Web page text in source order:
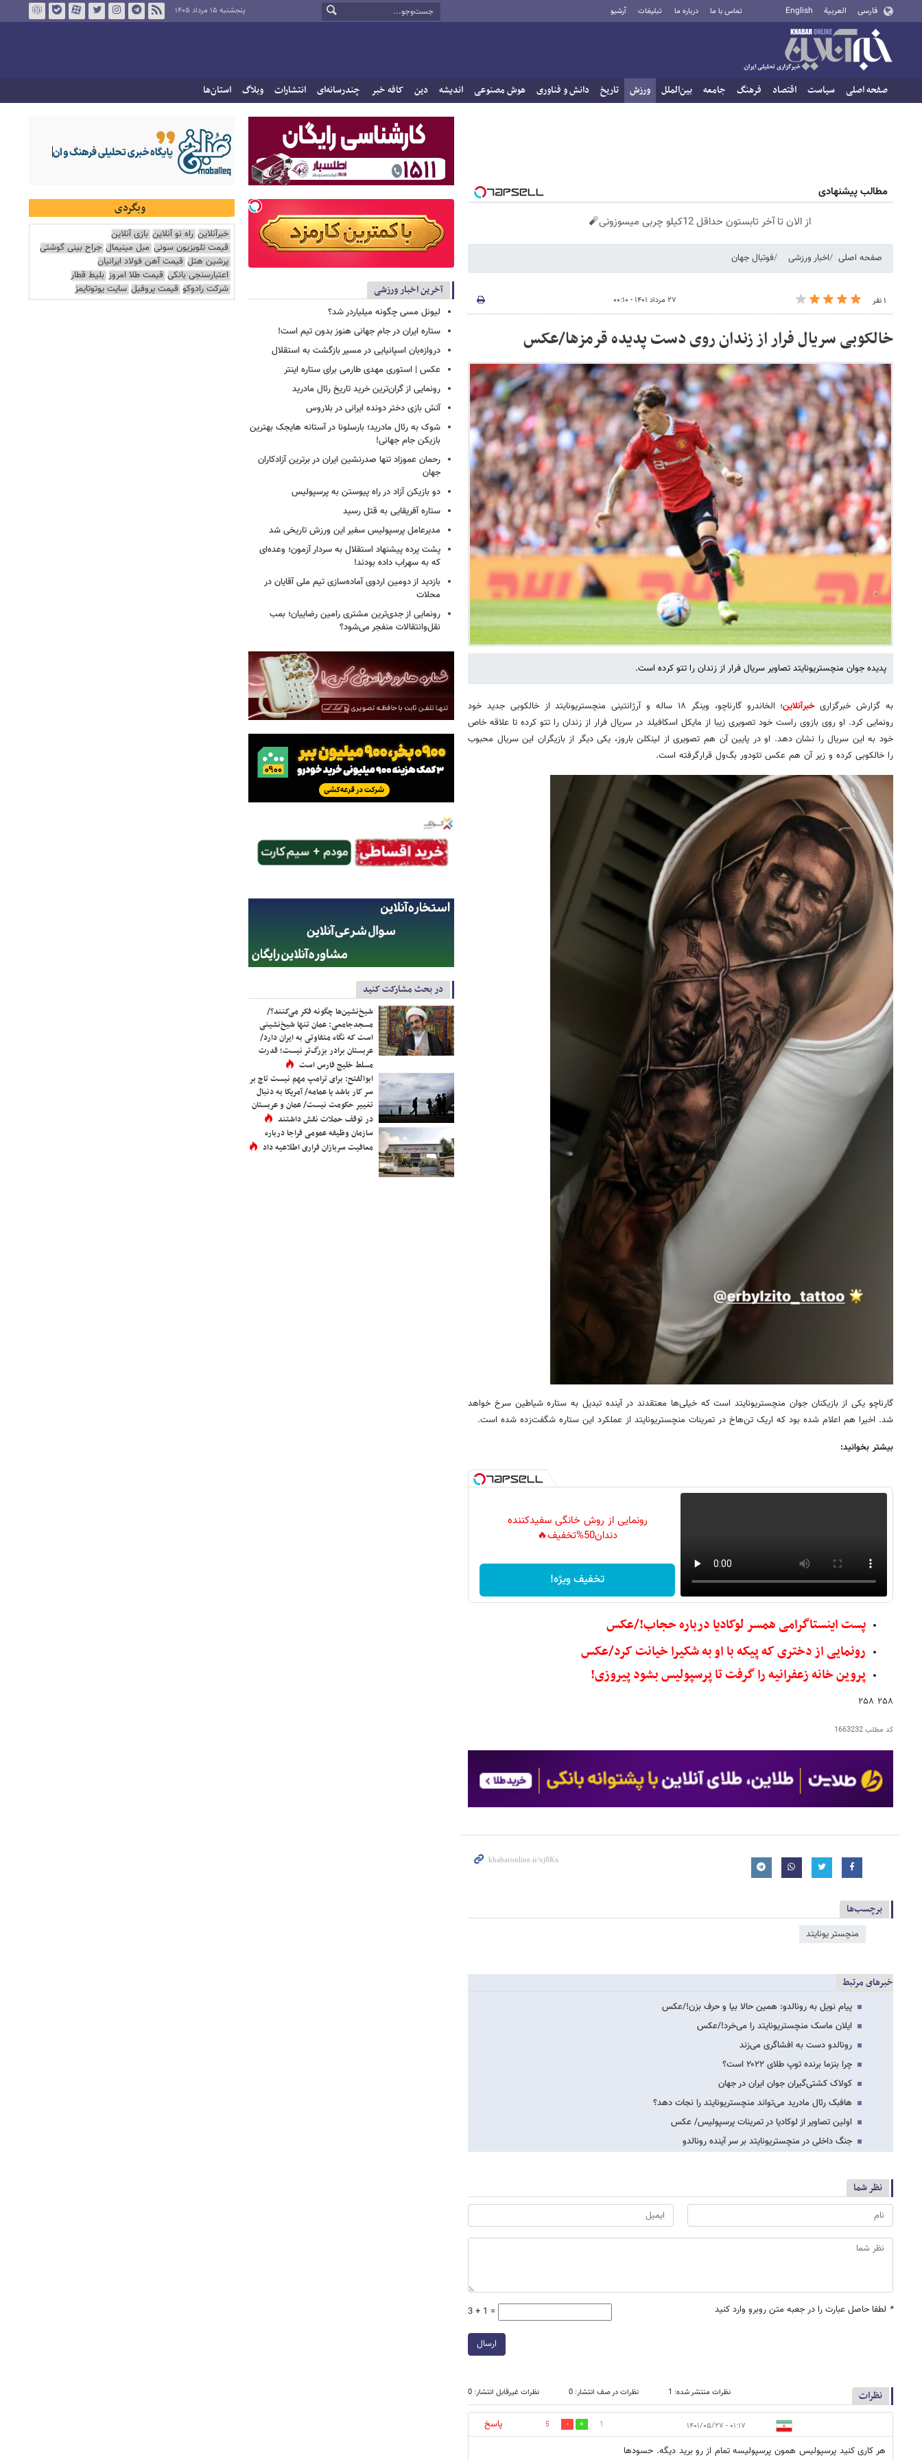
فارسی العربية English تماس با ما درباره ما تبلیغات آرشیو پنجشنبه ۱۵ مرداد ۱۴۰۵
صفحه اصلی سیاست اقتصاد فرهنگ جامعه بین‌الملل ورزش تاریخ دانش و فناوری هوش مصنوعی اندیشه دین کافه خبر چندرسانه‌ای انتشارات وبلاگ استان‌ها
مطالب پیشنهادی
از الان تا آخر تابستون حداقل 12کیلو چربی میسوزونی🧨
صفحه اصلی اخبار ورزشی فوتبال جهان
۱ نفر ۲۷ مرداد ۱۴۰۱ - ۰۰:۱۰
خالکوبی سریال فرار از زندان روی دست پدیده قرمزها/عکس
پدیده جوان منچستریونایتد تصاویر سریال فرار از زندان را تتو کرده است.
به گزارش خبرگزاریخبرآنلاین
؛ الخاندرو گارناچو، وینگر ۱۸ ساله و آرژانتینی منچستریونایتد از خالکوبی جدید خود
رونمایی کرد. او روی بازوی راست خود تصویری زیبا از مایکل اسکافیلد در سریال فرار از زندان را تتو کرده تا علاقه خاص
خود به این سریال را نشان دهد. او در پایین آن هم تصویری از لینکلن باروز، یکی دیگر از بازیگران این سریال محبوب
را خالکوبی کرده و زیر آن هم عکس تئودور بگ‌ول قرارگرفته است.
گارناچو یکی از بازیکنان جوان منچستریونایتد است که خیلی‌ها معتقدند در آینده تبدیل به ستاره شیاطین سرخ خواهد
شد. اخیرا هم اعلام شده بود که اریک تن‌هاخ در تمرینات منچستریونایتد از عملکرد این ستاره شگفت‌زده شده است.
بیشتر بخوانید:
رونمایی از روش خانگی سفیدکننده
دندان50%تخفیف🔥
تخفیف ویژه!
پست اینستاگرامی همسر لوکادیا درباره حجاب!/عکس
رونمایی از دختری که پیکه با او به شکیرا خیانت کرد/عکس
پروین خانه زعفرانیه را گرفت تا پرسپولیس بشود پیروزی!
۲۵۸ ۲۵۸
کد مطلب1663232
برچسب‌ها
منچستر یونایتد
خبرهای مرتبط
پیام نویل به رونالدو: همین حالا بیا و حرف بزن!/عکس
ایلان ماسک منچستریونایتد را می‌خرد!/عکس
رونالدو دست به افشاگری می‌زند
چرا بنزما برنده توپ طلای ۲۰۲۲ است؟
کولاک کشتی‌گیران جوان ایران در جهان
هافبک رئال مادرید می‌تواند منچستریونایتد را نجات دهد؟
اولین تصاویر از لوکادیا در تمرینات پرسپولیس/ عکس
جنگ داخلی در منچستریونایتد بر سر آینده رونالدو
نظر شما
* لطفا حاصل عبارت را در جعبه متن روبرو وارد کنید 3 + 1 =
ارسال
نظرات نظرات منتشر شده: 1 نظرات در صف انتشار: 0 نظرات غیرقابل انتشار: 0
۰۱:۱۷ - ۱۴۰۱/۰۵/۲۷ 1
5
پاسخ
هر کاری کنید پرسپولیس همون پرسپولیسه تمام از رو برید دیگه. حسودها
آخرین اخبار ورزشی
لیونل مسی چگونه میلیاردر شد؟
ستاره ایران در جام جهانی هنوز بدون تیم است!
دروازه‌بان اسپانیایی در مسیر بازگشت به استقلال
عکس | استوری مهدی طارمی برای ستاره اینتر
رونمایی از گران‌ترین خرید تاریخ رئال مادرید
آتش بازی دختر دونده ایرانی در بلاروس
شوک به رئال مادرید؛ بارسلونا در آستانه هایجک بهترین
بازیکن جام جهانی!
رحمان عموزاد تنها صدرنشین ایران در برترین آزادکاران
جهان
دو بازیکن آزاد در راه پیوستن به پرسپولیس
ستاره آفریقایی به قتل رسید
مدیرعامل پرسپولیس سفیر این ورزش تاریخی شد
پشت پرده پیشنهاد استقلال به سردار آزمون؛ وعده‌ای
که به سهراب داده بودند!
بازدید از دومین اردوی آماده‌سازی تیم ملی آقایان در
محلات
رونمایی از جدی‌ترین مشتری رامین رضاییان؛ بمب
نقل‌وانتقالات منفجر می‌شود؟
در بحث مشارکت کنید
شیخ‌نشین‌ها چگونه فکر می‌کنند؟/
مسجدجامعی: عمان تنها شیخ‌نشینی
است که نگاه متفاوتی به ایران دارد/
عربستان برادر بزرگ‌تر نیست؛ قدرت
مسلط خلیج فارس است
ابوالفتح: برای ترامپ مهم نیست تاج بر
سر کار باشد یا عمامه/ آمریکا به دنبال
تغییر حکومت نیست/ عمان و عربستان
در توقف حملات نقش داشتند
سازمان وظیفه عمومی فراجا درباره
معافیت سربازان فراری اطلاعیه داد
وبگردی
خبرآنلاین راه نو آنلاین بازی آنلاین
قیمت تلویزیون سونی مبل مینیمال جراح بینی گوشتی
پرشین هتل قیمت آهن فولاد ایرانیان
اعتبارسنجی بانکی قیمت طلا امروز بلیط قطار
شرکت رادوکو قیمت پروفیل سایت یوتوتایمز